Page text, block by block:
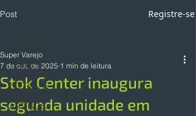
Post Registre-se
TODOS
NOTÍCIAS
ARTIGOS
Stok Center inaugura
segunda unidade em
Super Varejo
7 de out. de 2025 1 min de leitura